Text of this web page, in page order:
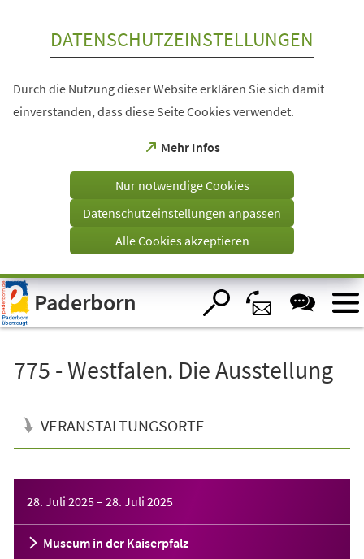
Visuelle
Assistenzsoftware
öffnen.
DATENSCHUTZEINSTELLUNGEN
Durch die Nutzung dieser Website erklären Sie sich damit
einverstanden, dass diese Seite Cookies verwendet.
Mehr Infos
(Öffnet
einem
Tab)
Nur notwendige Cookies
Datenschutzeinstellungen anpassen
Alle Cookies akzeptieren
Paderborn
775 - Westfalen. Die Ausstellung
VERANSTALTUNGSORTE
28. Juli 2025– 28. Juli 2025
Museum in der Kaiserpfalz